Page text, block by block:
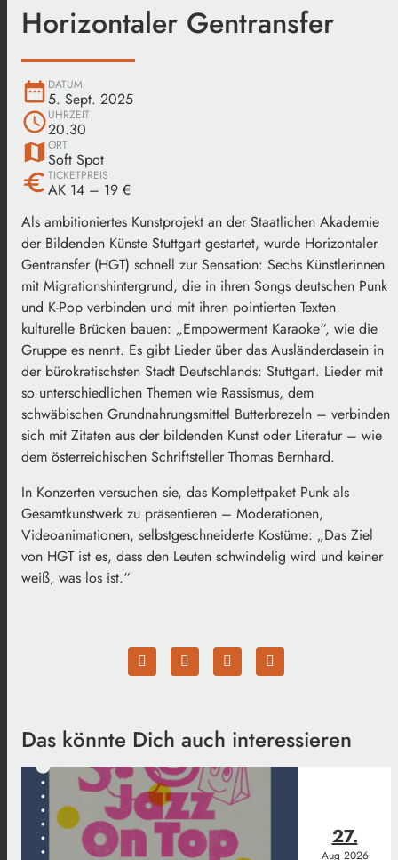
Horizontaler Gentransfer
date_range DATUM
5. Sept. 2025
scheduleUHRZEIT
20.30
map ORT
Soft Spot
euro TICKETPREIS
AK 14 – 19 €
Als ambitioniertes Kunstprojekt an der Staatlichen Akademie
der Bildenden Künste Stuttgart gestartet, wurde Horizontaler
Gentransfer (HGT) schnell zur Sensation: Sechs Künstlerinnen
mit Migrationshintergrund, die in ihren Songs deutschen Punk
und K-Pop verbinden und mit ihren pointierten Texten
kulturelle Brücken bauen: „Empowerment Karaoke“, wie die
Gruppe es nennt. Es gibt Lieder über das Ausländerdasein in
der bürokratischsten Stadt Deutschlands: Stuttgart. Lieder mit
so unterschiedlichen Themen wie Rassismus, dem
schwäbischen Grundnahrungsmittel Butterbrezeln – verbinden
sich mit Zitaten aus der bildenden Kunst oder Literatur – wie
dem österreichischen Schriftsteller Thomas Bernhard.
In Konzerten versuchen sie, das Komplettpaket Punk als
Gesamtkunstwerk zu präsentieren – Moderationen,
Videoanimationen, selbstgeschneiderte Kostüme: „Das Ziel
von HGT ist es, dass den Leuten schwindelig wird und keiner
weiß, was los ist.“
Das könnte Dich auch interessieren
27.
Aug 2026